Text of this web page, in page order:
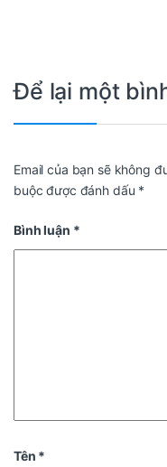
Để lại một
Email của bạn sẽ không
buộc được đánh dấu *
Bình luận *
Tên *